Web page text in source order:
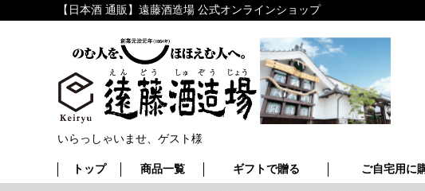
【日本酒 通販】遠藤酒造場 公式オンラインショップ
いらっしゃいませ、ゲスト様
トップ 商品一覧 ギフトで贈る ご自宅用に